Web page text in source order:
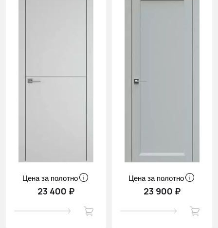
Цена за полотно
23 400 ₽
Цена за полотно
23 900 ₽